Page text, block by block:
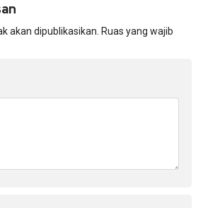
akan dipublikasikan. Ruas yang wajib